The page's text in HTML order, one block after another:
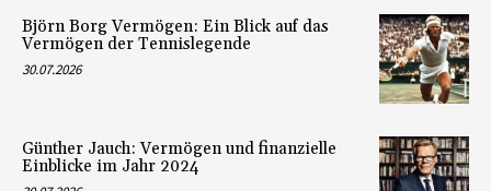
Björn Borg Vermögen: Ein Blick auf das
Vermögen der Tennislegende
30.07.2026
Günther Jauch: Vermögen und finanzielle
Einblicke im Jahr 2024